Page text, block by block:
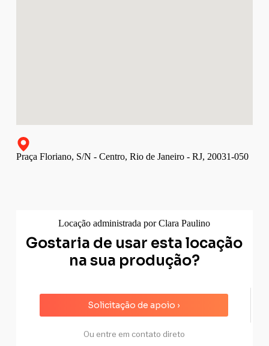
Praça Floriano, S/N - Centro, Rio de Janeiro - RJ, 20031-050
Locação administrada por Clara Paulino
Gostaria de usar esta locação
na sua produção?
Solicitação de apoio ›
Ou entre em contato direto